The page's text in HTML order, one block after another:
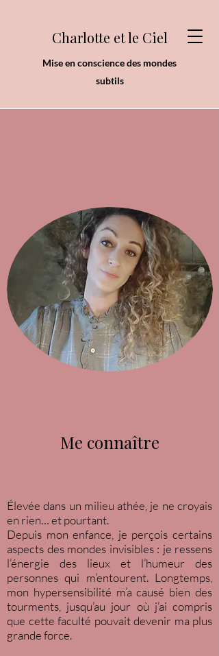
Charlotte et le Ciel
Mise en conscience des mondes
subtils
Me connaître
Élevée dans un milieu athée, je ne croyais
en rien… et pourtant.
Depuis mon enfance, je perçois certains
aspects des mondes invisibles : je ressens
l’énergie des lieux et l’humeur des
personnes qui m’entourent. Longtemps,
mon hypersensibilité m’a causé bien des
tourments, jusqu’au jour où j’ai compris
que cette faculté pouvait devenir ma plus
grande force.